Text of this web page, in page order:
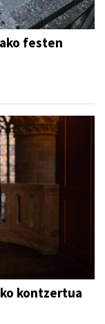
festen
kontzertua